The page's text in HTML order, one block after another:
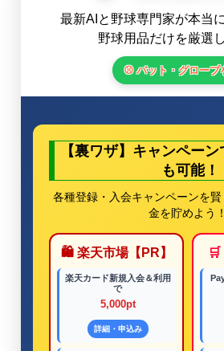
最新AIと野球専門家が本当
野球用品だけを厳選
⚾ バット・グローブ
【裏ワザ】キャンペー
も可能！
各種登録・入会キャンペーンを
金を貯めよう！
🛍️ 楽天市場【PR】
楽天カード新規入会＆利用
で
5,000pt
詳細・申込み